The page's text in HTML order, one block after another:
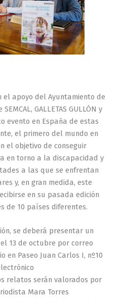
el apoyo del Ayuntamiento de
GALLETAS GULLÓN y
evento en España de estas
el primero del mundo en
el objetivo de conseguir
en torno a la discapacidad y
a las que se enfrentan
y, en gran medida, este
en su pasada edición
de 10 países diferentes.
se deberá presentar un
13 de octubre por correo
Paseo Juan Carlos I, nº10
relatos serán valorados por
Mara Torres